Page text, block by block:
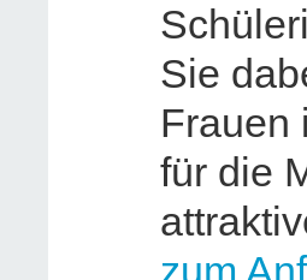
Sie
Frauen
für die
zum